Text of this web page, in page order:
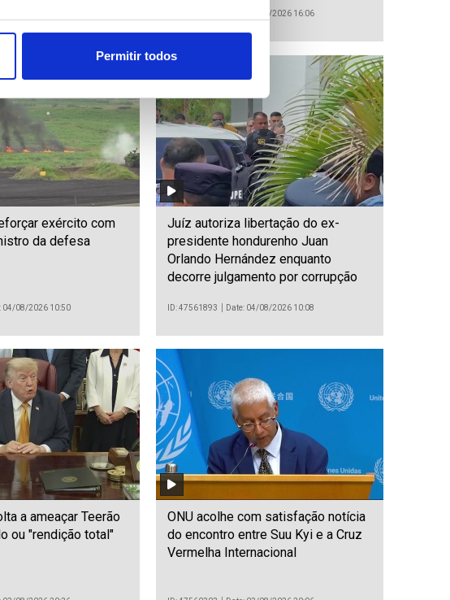
Permitir todos
Date: 04/08/2026 16:06
exército com
da defesa
04/08/2026 10:50
Juíz autoriza libertação do ex-
presidente hondurenho Juan
Orlando Hernández enquanto
decorre julgamento por corrupção
ID: 47561893 Date: 04/08/2026 10:08
a ameaçar Teerão
ou "rendição total"
ONU acolhe com satisfação notícia
do encontro entre Suu Kyi e a Cruz
Vermelha Internacional